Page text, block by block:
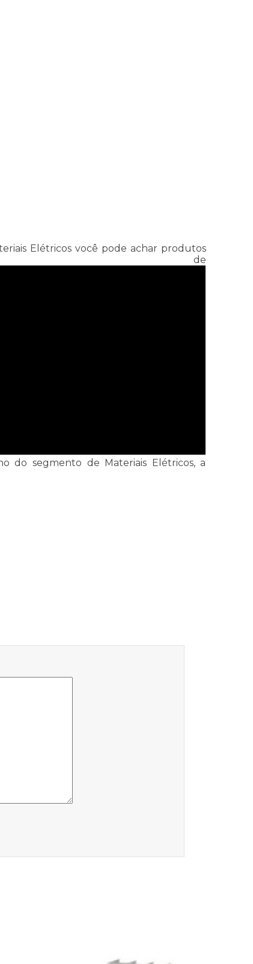
Elétricos você pode achar produtos
de
do segmento de Materiais Elétricos, a